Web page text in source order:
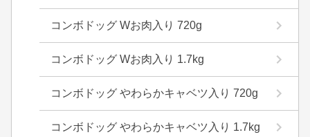
コンボドッグ Wお肉入り 720g
コンボドッグ Wお肉入り 1.7kg
コンボドッグ やわらかキャベツ入り 720g
コンボドッグ やわらかキャベツ入り 1.7kg